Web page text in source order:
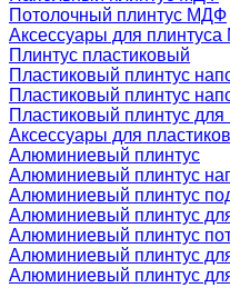
Потолочный плинтус МДФ
Аксессуары для
Плинтус пластиковый
Пластиковый плинтус
Пластиковый плинтус
Пластиковый плинтус для
Аксессуары для
Алюминиевый плинтус
Алюминиевый плинтус
Алюминиевый плинтус
Алюминиевый плинтус
Алюминиевый плинтус
Алюминиевый плинтус
Алюминиевый плинтус